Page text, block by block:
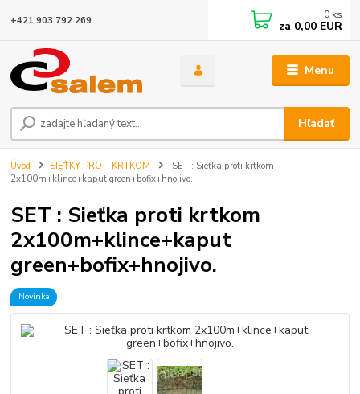
Menu
Hľadať
+421 903 792 269 0 ks
za 0,00 EUR
Úvod SIEŤKY PROTI KRTKOM
SET : Sieťka proti krtkom
2x100m+klince+kaput green+bofix+hnojivo.
SET : Sieťka proti krtkom
2x100m+klince+kaput
green+bofix+hnojivo.
Novinka